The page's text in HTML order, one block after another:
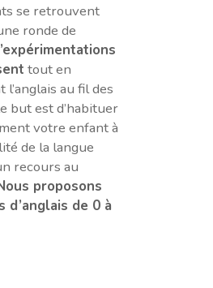
se retrouvent
ronde de
tout en
l’anglais au fil des
but est d’habituer
votre enfant à
de la langue
recours au
proposons
d’anglais de 0 à